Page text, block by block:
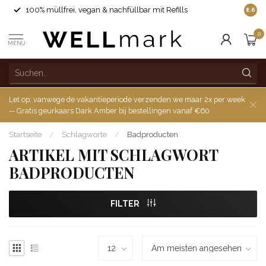
100% müllfrei, vegan & nachfüllbar mit Refills 8.6
MENU
0
Let op: vanwege de vakantieperiode verzenden we maar 2x per week
-- Gratis geurkaars Dark Amber bij bestellingen vanaf €60
Startseite / Schlagworte / Badproducten
ARTIKEL MIT SCHLAGWORT
BADPRODUCTEN
FILTER